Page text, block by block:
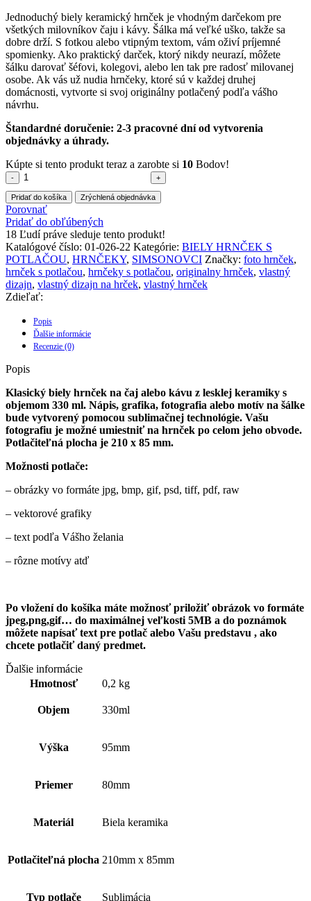
Jednoduchý biely keramický hrnček je vhodným darčekom pre
všetkých milovníkov čaju i kávy. Šálka má veľké uško, takže sa
dobre drží. S fotkou alebo vtipným textom, vám oživí príjemné
spomienky. Ako praktický darček, ktorý nikdy neurazí, môžete
šálku darovať šéfovi, kolegovi, alebo len tak pre radosť milovanej
osobe. Ak vás už nudia hrnčeky, ktoré sú v každej druhej
domácnosti, vytvorte si svoj originálny potlačený podľa vášho
návrhu.
Štandardné doručenie: 2-3 pracovné dní od vytvorenia
objednávky a úhrady.
Kúpte si tento produkt teraz a zarobte si 10 Bodov!
množstvo
Hrnček
s
potlačou
(Biely)-
Homer
2
Pridať do košíka Zrýchlená objednávka
Porovnať
Pridať do obľúbených
18 Ľudí práve sleduje tento produkt!
Katalógové číslo: 01-026-22 Kategórie: BIELY HRNČEK S
POTLAČOU, HRNČEKY, SIMSONOVCI Značky: foto hrnček,
hrnček s potlačou, hrnčeky s potlačou, originalny hrnček, vlastný
dizajn, vlastný dizajn na hrček, vlastný hrnček
Zdieľať:
Popis
Ďalšie informácie
Recenzie (0)
Popis
Klasický biely hrnček na čaj alebo kávu z lesklej keramiky s
objemom 330 ml. Nápis, grafika, fotografia alebo motív na šálke
bude vytvorený pomocou sublimačnej technológie. Vašu
fotografiu je možné umiestniť na hrnček po celom jeho obvode.
Potlačiteľná plocha je 210 x 85 mm.
Možnosti potlače:
– obrázky vo formáte jpg, bmp, gif, psd, tiff, pdf, raw
– vektorové grafiky
– text podľa Vášho želania
– rôzne motívy atď
Po vložení do košíka máte možnosť priložiť obrázok vo formáte
jpeg,png,gif… do maximálnej veľkosti 5MB a do poznámok
môžete napísať text pre potlač alebo Vašu predstavu , ako
chcete potlačiť daný predmet.
Ďalšie informácie
Hmotnosť
0,2 kg
Objem 330ml
Výška 95mm
Priemer 80mm
Materiál Biela keramika
Potlačiteľná plocha 210mm x 85mm
Typ potlače Sublimácia